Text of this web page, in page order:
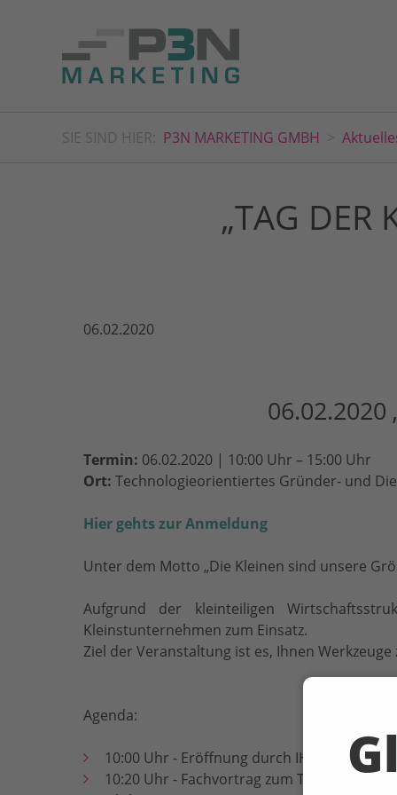
SIE SIND HIER: P3N MARKETING GMBH
„TAG DER
06.02.2020
06.02.2020
Termin: 06.02.2020 | 10:00 Uhr – 15:00 Uhr
Ort: Technologieorientiertes Gründer- und
Hier gehts zur Anmeldung
Unter dem Motto „Die Kleinen sind unsere
Aufgrund der kleinteiligen
Kleinstunternehmen zum Einsatz.
Ziel der Veranstaltung ist es, Ihnen
Agenda:
10:00 Uhr - Eröffnung durch IHK + HWK
10:20 Uhr - Fachvortrag zum Thema „Wie